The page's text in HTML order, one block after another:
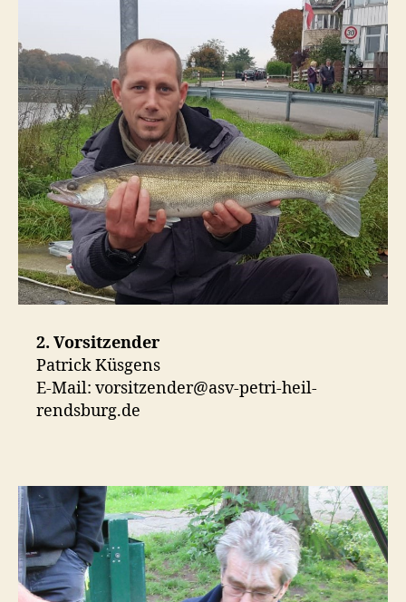
2. Vorsitzender
Patrick Küsgens
E-Mail: vorsitzender@asv-petri-heil-
rendsburg.de